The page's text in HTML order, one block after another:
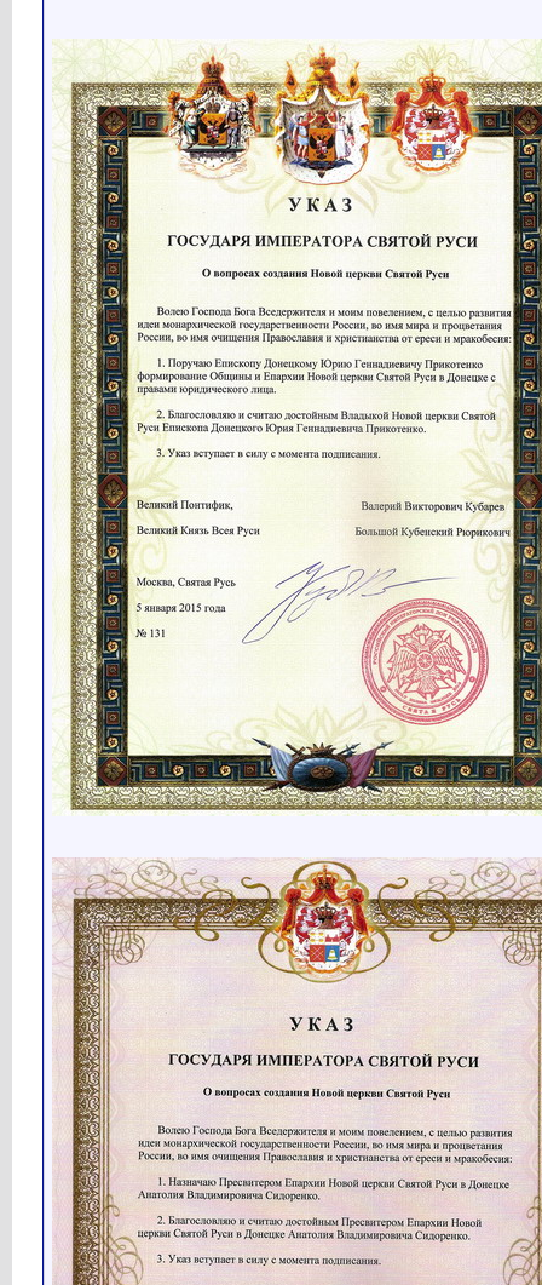
Кубарев
http://www.holyrussia.com/imag...04.10.2019,15:10
Кубарев Новости Святой Руси...06.10.2019,18:55
Викуша Заводчане в Арсеньеве и...10.10.2019,02:04
Кубарев Новости Святой Руси...01.11.2019,15:58
Викуша В число главных ростовщиков...07.11.2019,05:35
Кубарев
Новости Святой Руси...19.11.2019,17:12
Кубарев
Внешний вид и интерьеры...19.11.2019,
Кубарев
Кубарев
Новости Святой Руси... 21.11.2019,16:14
Кубарев
Новости Святой Руси...05.12.2019,08:30
Кубарев
Новости Святой Руси...
Кубарев Новости Святой Руси...26.12.2019,08:13
Кубарев
Новости Святой Руси... 11.01.2020,
Кубарев Интервью для ТВ канала 360...14.01.2020,16:14
Кубарев Интервью для НТВ сегодня...
Кубарев Новости Святой Руси...28.01.2020,08:51
Кубарев Новости Святой Руси... 01.02.2020,
Кубарев
Новости Святой Руси...
Кубарев http://www.holyrussia.com/imag...
Викуша Основатель российской...
00:48
Кубарев Новости Святой Руси... 12.02.2020,
09:47
Кубарев http://www.holyrussia.com/imag...12.02.2020,
Кубарев http://www.holyrussia.com/imag...12.02.2020,
Кубарев http://www.holyrussia.com/imag... 12.02.2020,09:49
Кубарев Новости Святой Руси... 13.02.2020,09:15
Кубарев
27.02.2020,16:36
Кубарев
03.03.2020,08:37
Кубарев
Новости Святой Руси... 06.03.2020,15:40
Кубарев
Новости Святой Руси... 10.04.2020,13:20
Кубарев Счастливой Пасхи! Христос...17.04.2020,09:44
Кубарев Новости Святой Руси...09.05.2020,10:31
Кубарев Новости Святой Руси...09.06.2020,09:32
Кубарев Какая то ерунда с показом...12.06.2020,19:52
Кубарев Властелин овец Ситуация в...15.06.2020, 16:08
Кубарев Политический вестник № 3...17.06.2020,14:39
Кубарев Когда Навальному страшно...19.06.2020,13:16
Кубарев
Политический вестник № 4 ...22.06.2020,
Кубарев
Ранее и Древнее царства...28.06.2020,
Кубарев
29.06.2020,
Кубарев
Имперский вестник № 6...06.07.2020, 09:09
Кубарев Древний Рим Начало Рассказ... 07.07.2020,
14:06
Кубарев
Людские потери СССР в ВОВ (1... 12.07.2020,
Кубарев
Имперский вестник № 7...13.07.2020,08:15
Кубарев
Синхронизация исторических и... 18.07.2020,
13:17
Кубарев Имперский вестник № 8...19.07.2020,16:16
Кубарев
Хронология монотеистических... 24.07.2020,
Кубарев Имперский вестник № 9...26.07.2020,
20:09
Кубарев
Истоки рода Руси Рассказ...28.07.2020,07:46
Кубарев Имперский вестник № 10... 02.08.2020, 15:39
Кубарев
Имперский вестник № 11...10.08.2020,